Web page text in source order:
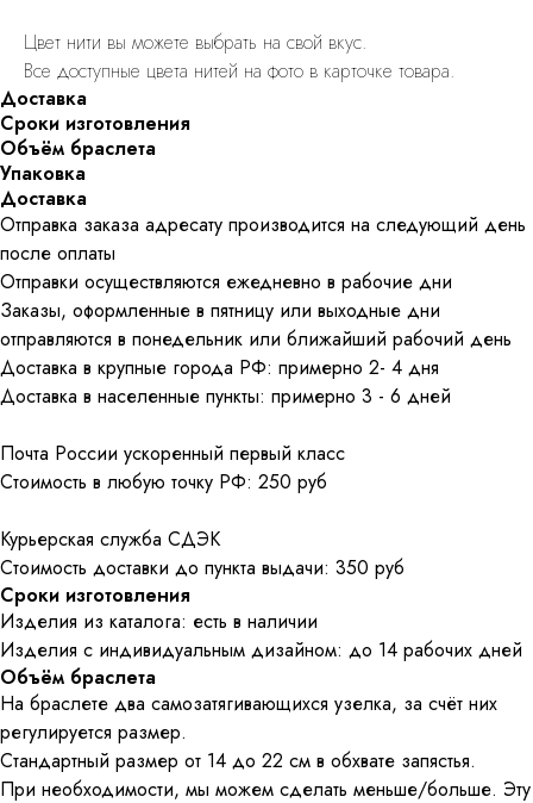
Цвет нити вы можете выбрать на свой вкус.
Все доступные цвета нитей на фото в карточке товара.
Доставка
Сроки изготовления
Объём браслета
Упаковка
Доставка
Отправка заказа адресату производится на следующий день
после оплаты
Отправки осуществляются ежедневно в рабочие дни
Заказы, оформленные в пятницу или выходные дни
отправляются в понедельник или ближайший рабочий день
Доставка в крупные города РФ: примерно 2- 4 дня
Доставка в населенные пункты: примерно 3 - 6 дней
Почта России ускоренный первый класс
Стоимость в любую точку РФ: 250 руб
Курьерская служба СДЭК
Стоимость доставки до пункта выдачи: 350 руб
Сроки изготовления
Изделия из каталога: есть в наличии
Изделия с индивидуальным дизайном: до 14 рабочих дней
Объём браслета
На браслете два самозатягивающихся узелка, за счёт них
регулируется размер.
Стандартный размер от 14 до 22 см в обхвате запястья.
При необходимости, мы можем сделать меньше/больше. Эту